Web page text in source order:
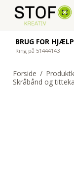
Forside /
Skråbånd og